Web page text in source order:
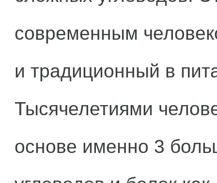
современным
и традиционный в
Тысячелетиями
основе именно 3